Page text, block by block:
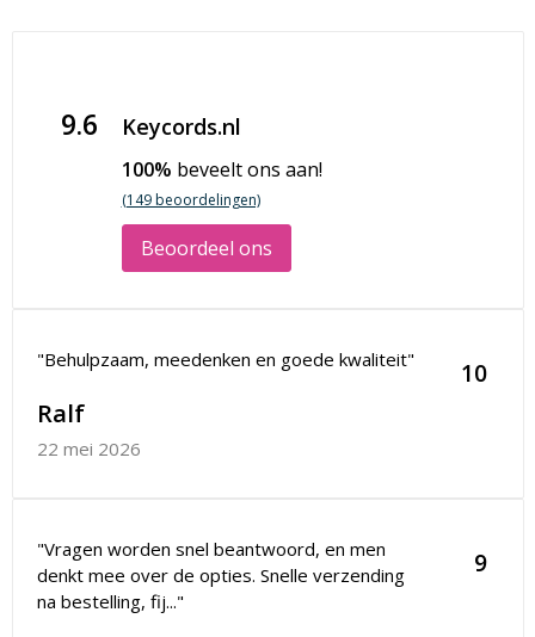
9.6 Keycords.nl
100% beveelt ons aan!
(149 beoordelingen)
Beoordeel ons
"Behulpzaam, meedenken en goede kwaliteit" 10
Ralf
22 mei 2026
"Vragen worden snel beantwoord, en men
denkt mee over de opties. Snelle verzending
na bestelling, fij..."
9